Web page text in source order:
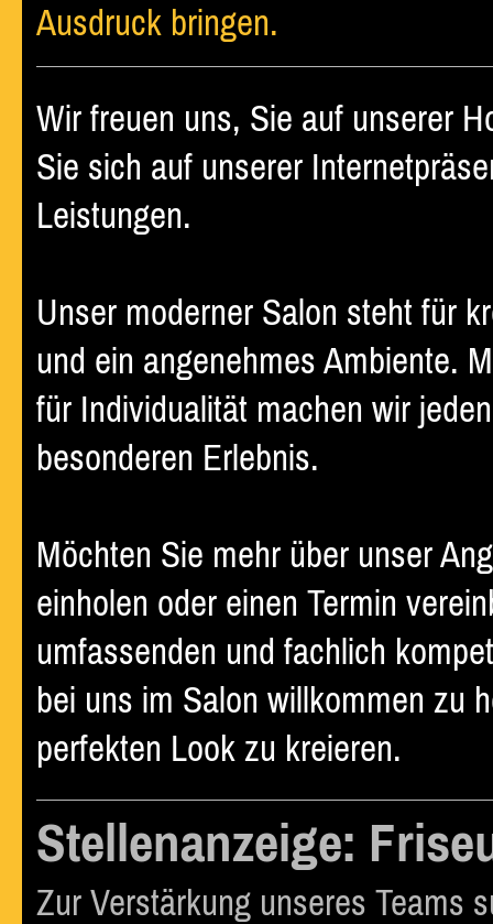
Ausdruck bringen.
Wir freuen uns, Sie auf unserer
Sie sich auf unserer
Leistungen.
Unser moderner Salon steht für
und ein angenehmes Ambiente.
für Individualität machen wir
besonderen Erlebnis.
Möchten Sie mehr über unser
einholen oder einen Termin
umfassenden und fachlich
bei uns im Salon willkommen zu
perfekten Look zu kreieren.
Stellenanzeige:
Zur Verstärkung unseres Teams